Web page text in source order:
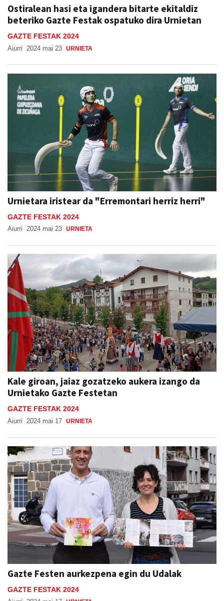
Ostiralean hasi eta igandera bitarte ekitaldiz
beteriko Gazte Festak ospatuko dira Urnietan
GAZTE FESTAK 2024
Aiurri 2024 mai 23 URNIETA
Urnietara iristear da "Erremontari herriz herri"
GAZTE FESTAK 2024
Aiurri 2024 mai 23 URNIETA
Kale giroan, jaiaz gozatzeko aukera izango da
Urnietako Gazte Festetan
GAZTE FESTAK 2024
Aiurri 2024 mai 17 URNIETA
Gazte Festen aurkezpena egin du Udalak
GAZTE FESTAK 2024